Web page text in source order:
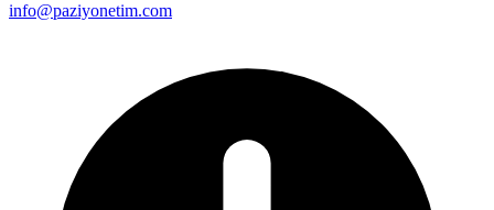
info@paziyonetim.com